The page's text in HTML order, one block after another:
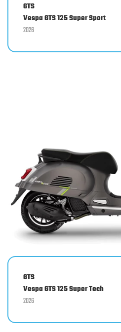
GTS
Vespa GTS 125 Super Sport
2026
GTS
Vespa GTS 125 Super Tech
2026